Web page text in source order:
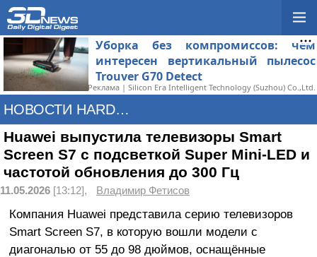
Уборка без компромиссов: чем
интересен вертикальный пылесос
Trouver G70 Detect
Реклама | Silicon Era Intelligent Technology (Suzhou) Co.,Ltd.
НОВОСТИ HARDWARE
Huawei выпустила телевизоры Smart
Screen S7 с подсветкой Super Mini-LED и
частотой обновления до 300 Гц
11.05.2026 [13:12], Владимир Фетисов
Компания Huawei представила серию телевизоров
Smart Screen S7, в которую вошли модели с
диагональю от 55 до 98 дюймов, оснащённые